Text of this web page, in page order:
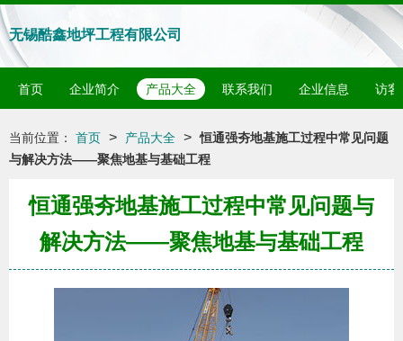
无锡酷鑫地坪工程有限公司
首页 企业简介 产品大全 联系我们 企业信息 访客
当前位置： 首页 > 产品大全 > 恒通强夯地基施工过程中常见问题
与解决方法——聚焦地基与基础工程
恒通强夯地基施工过程中常见问题与
解决方法——聚焦地基与基础工程